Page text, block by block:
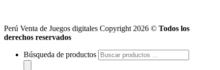
Perú Venta de Juegos digitales Copyright 2026 © Todos los
derechos reservados
Búsqueda de productos